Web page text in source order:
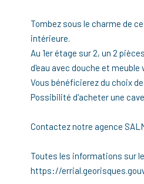
Tombez sous le charme de
intérieure.
Au 1er étage sur 2, un 2
d'eau avec douche et meuble
Vous bénéficierez du choix
Possibilité d'acheter une
Contactez notre agence
Toutes les informations sur
https://